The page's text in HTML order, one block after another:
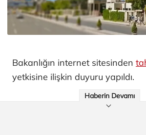
Bakanlığın internet sitesinden
yetkisine ilişkin duyuru yapıldı.
Haberin Devamı